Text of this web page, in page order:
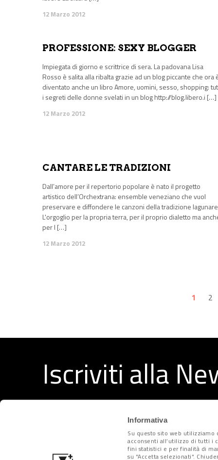
Informativa
Su questo sito web utilizziamo
acconsenti all’utilizzo di tutti i
fini statistici e per finalità di
su "Accetta selezionati".
12 Marzo 2012
PROFESSIONE: SEXY BLOGGER
Impiegata di giorno e scrittrice di sera. La padovana Lisa
Rosso è salita alla ribalta grazie ad un blog piccante che ora
diventato anche un libro Amore, uomini, sesso, shopping:
i segreti delle donne svelati in un blog http://blog.libero.i […]
12 Marzo 2012
CANTARE LE TRADIZIONI
Dall’amore per il repertorio popolare è nato il progetto
artistico dell’Orchextrana: ensemble veneziano che vuol
preservare e diffondere le canzoni della tradizione lagunare
L'orgoglio per la propria terra, per il proprio dialetto ma
per l […]
12 Marzo 2012
1 2
Iscriviti alla